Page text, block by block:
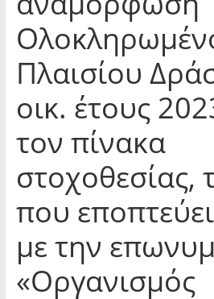
Πλαισίου
οικ. έτους
τον πίνακα
που
με την
«Οργανισμός